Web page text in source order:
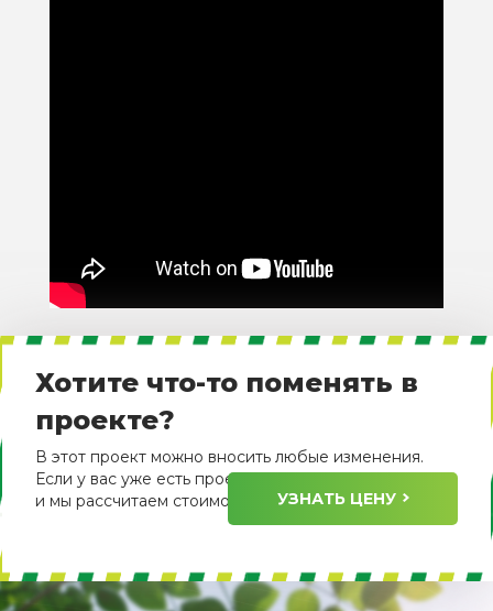
Хотите что-то поменять в
проекте?
В этот проект можно вносить любые изменения.
Если у вас уже есть проект, пришлите его нам
и мы рассчитаем стоимость его изготовления.
УЗНАТЬ ЦЕНУ